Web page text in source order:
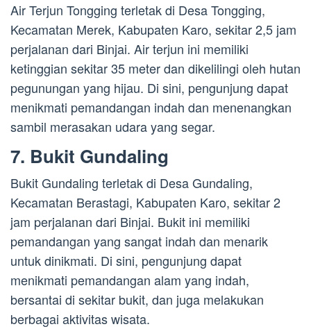
Air Terjun Tongging terletak di Desa Tongging,
Kecamatan Merek, Kabupaten Karo, sekitar 2,5 jam
perjalanan dari Binjai. Air terjun ini memiliki
ketinggian sekitar 35 meter dan dikelilingi oleh hutan
pegunungan yang hijau. Di sini, pengunjung dapat
menikmati pemandangan indah dan menenangkan
sambil merasakan udara yang segar.
7. Bukit Gundaling
Bukit Gundaling terletak di Desa Gundaling,
Kecamatan Berastagi, Kabupaten Karo, sekitar 2
jam perjalanan dari Binjai. Bukit ini memiliki
pemandangan yang sangat indah dan menarik
untuk dinikmati. Di sini, pengunjung dapat
menikmati pemandangan alam yang indah,
bersantai di sekitar bukit, dan juga melakukan
berbagai aktivitas wisata.